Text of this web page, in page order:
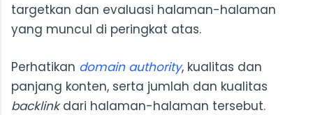
targetkan dan evaluasi halaman-halaman
yang muncul di peringkat atas.
Perhatikan domain authority, kualitas dan
panjang konten, serta jumlah dan kualitas
backlinkdari halaman-halaman tersebut.